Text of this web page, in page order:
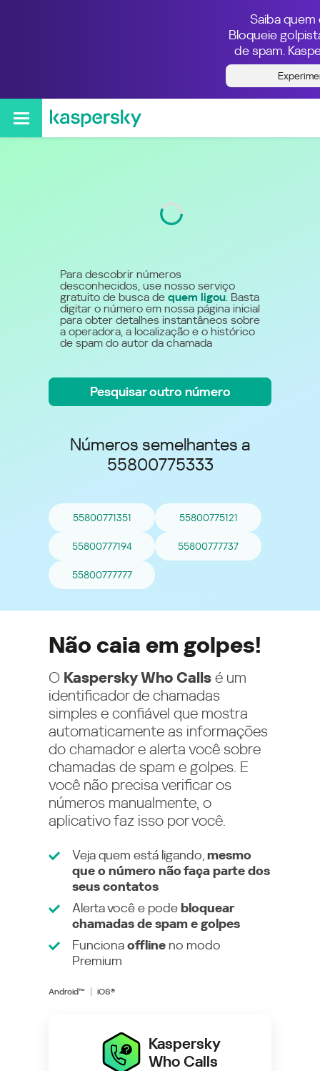
Saiba quem
Bloqueie
de spam.
Quem ligou do número
55800775333
Para descobrir números
desconhecidos, use nosso serviço
gratuito de busca de quem ligou. Basta
digitar o número em nossa página inicial
para obter detalhes instantâneos sobre
a operadora, a localização e o histórico
de spam do autor da chamada
Pesquisar outro número
Números semelhantes a
55800775333
55800771351 55800775121
55800777194 55800777737
55800777777
Não caia em golpes!
O Kaspersky Who Calls é um
identificador de chamadas
simples e confiável que mostra
automaticamente as informações
do chamador e alerta você sobre
chamadas de spam e golpes. E
você não precisa verificar os
números manualmente, o
aplicativo faz isso por você.
Veja quem está ligando, mesmo
que o número não faça parte dos
seus contatos
Alerta você e podebloquear
chamadas de spam e golpes
Funcionaoffline no modo
Premium
Android™ iOS®
Kaspersky
Who Calls